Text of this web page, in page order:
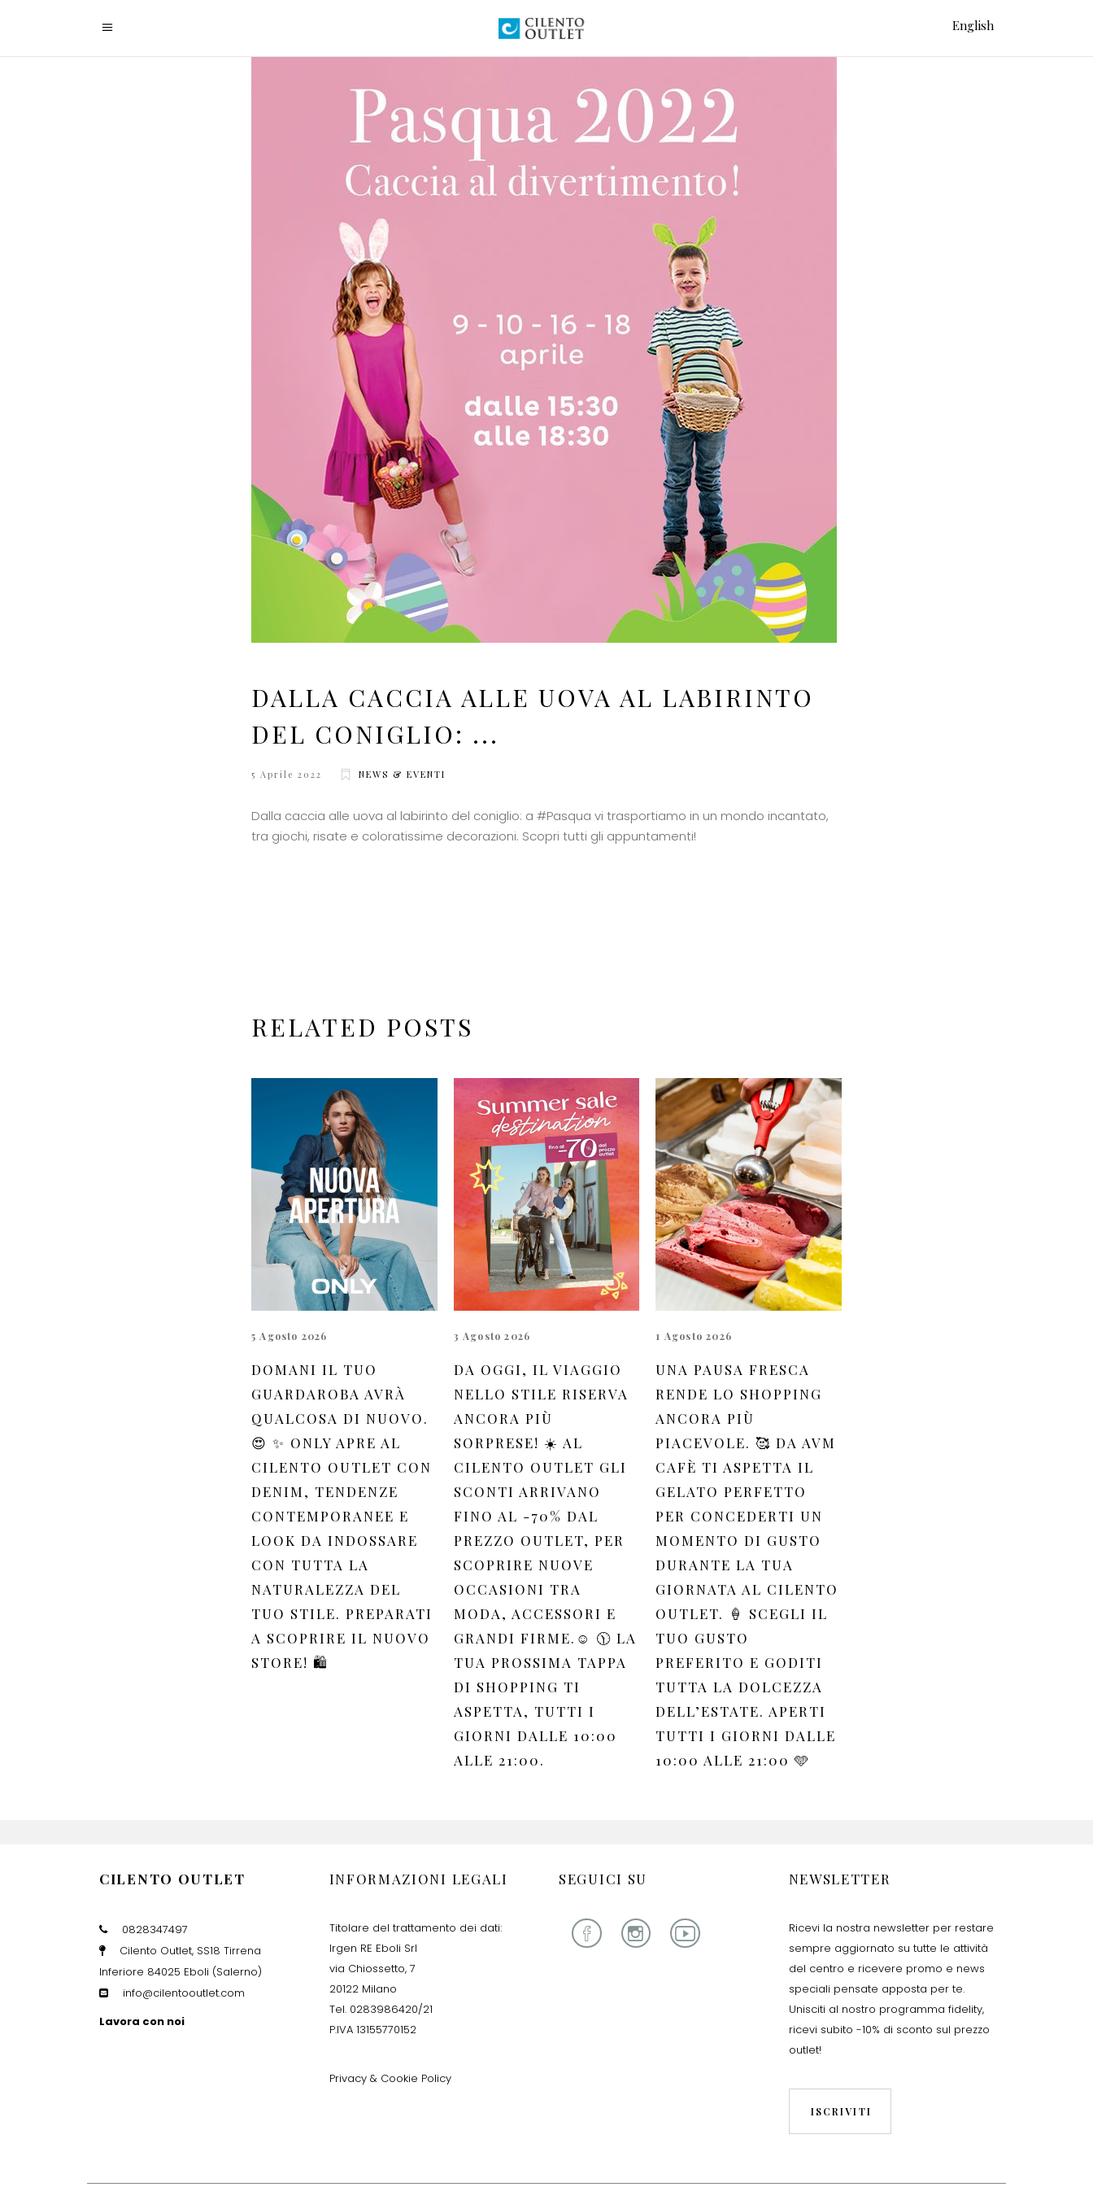
English
DALLA CACCIA ALLE UOVA AL LABIRINTO
DEL CONIGLIO: ...
5 Aprile 2022 NEWS & EVENTI
Dalla caccia alle uova al labirinto del coniglio: a #Pasqua vi trasportiamo in un mondo incantato,
tra giochi, risate e coloratissime decorazioni. Scopri tutti gli appuntamenti!
RELATED POSTS
5 Agosto 2026
DOMANI IL TUO
GUARDAROBA AVRÀ
QUALCOSA DI NUOVO.
😍 ✨ ONLY APRE AL
CILENTO OUTLET CON
DENIM, TENDENZE
CONTEMPORANEE E
LOOK DA INDOSSARE
CON TUTTA LA
NATURALEZZA DEL
TUO STILE. PREPARATI
A SCOPRIRE IL NUOVO
STORE! 🛍️
3 Agosto 2026
DA OGGI, IL VIAGGIO
NELLO STILE RISERVA
ANCORA PIÙ
SORPRESE! ☀️ AL
CILENTO OUTLET GLI
SCONTI ARRIVANO
FINO AL -70% DAL
PREZZO OUTLET, PER
SCOPRIRE NUOVE
OCCASIONI TRA
MODA, ACCESSORI E
GRANDI FIRME.☺️ 🕦 LA
TUA PROSSIMA TAPPA
DI SHOPPING TI
ASPETTA, TUTTI I
GIORNI DALLE 10:00
ALLE 21:00.
1 Agosto 2026
UNA PAUSA FRESCA
RENDE LO SHOPPING
ANCORA PIÙ
PIACEVOLE. 🥰 DA AVM
CAFÈ TI ASPETTA IL
GELATO PERFETTO
PER CONCEDERTI UN
MOMENTO DI GUSTO
DURANTE LA TUA
GIORNATA AL CILENTO
OUTLET. 🍦 SCEGLI IL
TUO GUSTO
PREFERITO E GODITI
TUTTA LA DOLCEZZA
DELL’ESTATE. APERTI
TUTTI I GIORNI DALLE
10:00 ALLE 21:00 🩵
CILENTO OUTLET
0828347497
Cilento Outlet, SS18 Tirrena
Inferiore 84025 Eboli (Salerno)
info@cilentooutlet.com
Lavora con noi
INFORMAZIONI LEGALI
Titolare del trattamento dei dati:
Irgen RE Eboli Srl
via Chiossetto, 7
20122 Milano
Tel. 0283986420/21
P.IVA 13155770152
Privacy & Cookie Policy
SEGUICI SU NEWSLETTER
Ricevi la nostra newsletter per restare
sempre aggiornato su tutte le attività
del centro e ricevere promo e news
speciali pensate apposta per te.
Unisciti al nostro programma fidelity,
ricevi subito -10% di sconto sul prezzo
outlet!
ISCRIVITI